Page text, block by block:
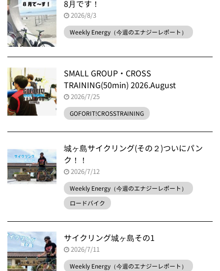
8月です！
2026/8/3
Weekly Energy（今週のエナジーレポート）
SMALL GROUP・CROSS
TRAINING(50min) 2026.August
2026/7/25
GOFORIT!CROSSTRAINING
城ヶ島サイクリング(その２)ついにパン
ク！！
2026/7/12
Weekly Energy（今週のエナジーレポート）
ロードバイク
サイクリング城ヶ島その1
2026/7/11
Weekly Energy（今週のエナジーレポート）